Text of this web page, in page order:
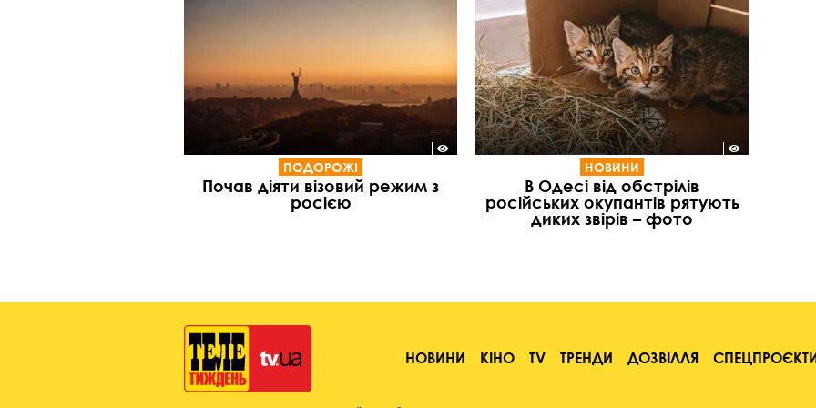
ПОДОРОЖІ
Почав діяти візовий режим з
росією
НОВИНИ
В Одесі від обстрілів
російських окупантів рятують
диких звірів – фото
НОВИНИ КІНО TV ТРЕНДИ ДОЗВІЛЛЯ